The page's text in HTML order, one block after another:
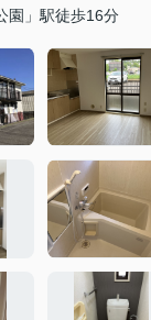
園」駅徒歩16分